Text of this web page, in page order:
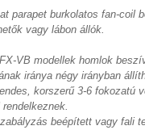
parapet burkolatos fan-coil
vagy lábon állók.
VB modellek homlok
iránya négy irányban
korszerű 3-6 fokozatú
beépített vagy fali